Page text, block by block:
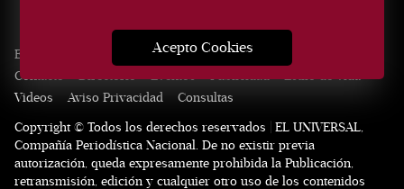
Acepto Cookies
Edición Impresa Noticias Quiénes somos
Contacto
Directorio Eventos Publicidad
Estilo de vida
Videos
Aviso Privacidad
Consultas
Copyright © Todos los derechos reservados | EL UNIVERSAL,
Compañía Periodística Nacional. De no existir previa
autorización, queda expresamente prohibida la Publicación,
retransmisión, edición y cualquier otro uso de los contenidos